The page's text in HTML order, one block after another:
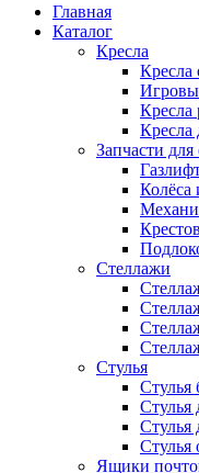
Главная
Каталог
Кресла
Кресла
Кресла
Кресла
Запчасти
Колёса
Стеллажи
Стулья
Стулья
Стулья
Стулья
Стулья
Ящики